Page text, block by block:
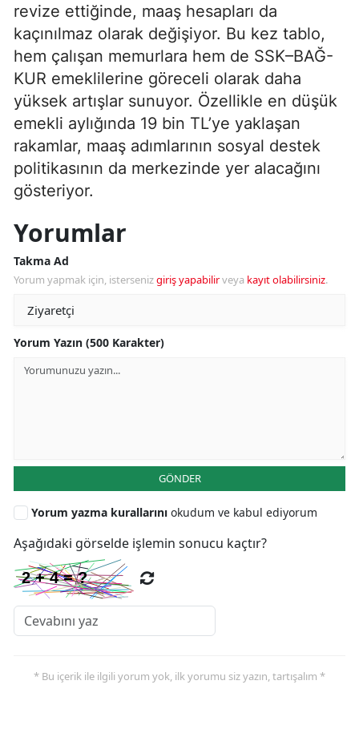
revize ettiğinde, maaş hesapları da
kaçınılmaz olarak değişiyor. Bu kez tablo,
hem çalışan memurlara hem de SSK–BAĞ-
KUR emeklilerine göreceli olarak daha
yüksek artışlar sunuyor. Özellikle en düşük
emekli aylığında 19 bin TL’ye yaklaşan
rakamlar, maaş adımlarının sosyal destek
politikasının da merkezinde yer alacağını
gösteriyor.
Yorumlar
Takma Ad
Yorum yapmak için, istersenizgiriş yapabilirveya kayıt olabilirsiniz.
Yorum Yazın (500 Karakter)
GÖNDER
Yorum yazma kurallarını okudum ve kabul ediyorum
Aşağıdaki görselde işlemin sonucu kaçtır?
* Bu içerik ile ilgili yorum yok, ilk yorumu siz yazın, tartışalım *